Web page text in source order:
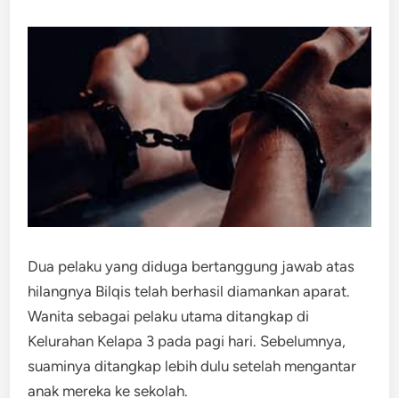
Dua pelaku yang diduga bertanggung jawab atas
hilangnya Bilqis telah berhasil diamankan aparat.
Wanita sebagai pelaku utama ditangkap di
Kelurahan Kelapa 3 pada pagi hari. Sebelumnya,
suaminya ditangkap lebih dulu setelah mengantar
anak mereka ke sekolah.